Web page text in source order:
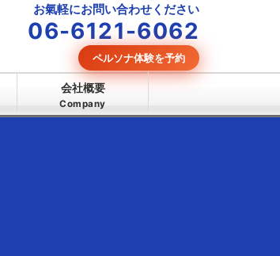
お氣軽にお問い合わせください
06-6121-6062
ペルソナ体験を予約
会社概要
Company